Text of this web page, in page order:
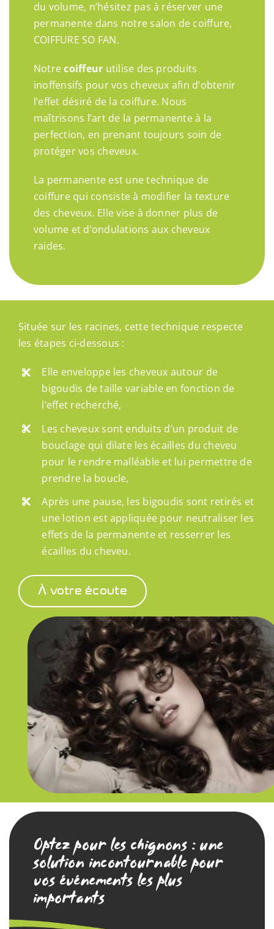
du volume, n’hésitez pas à réserver une
permanente dans notre salon de coiffure,
COIFFURE SO FAN.
Notrecoiffeur utilise des produits
inoffensifs pour vos cheveux afin d’obtenir
l’effet désiré de la coiffure. Nous
maîtrisons l’art de la permanente à la
perfection, en prenant toujours soin de
protéger vos cheveux.
La permanente est une technique de
coiffure qui consiste à modifier la texture
des cheveux. Elle vise à donner plus de
volume et d’ondulations aux cheveux
raides.
Située sur les racines, cette technique respecte
les étapes ci-dessous :
Elle enveloppe les cheveux autour de
bigoudis de taille variable en fonction de
l’effet recherché,
Les cheveux sont enduits d’un produit de
bouclage qui dilate les écailles du cheveu
pour le rendre malléable et lui permettre de
prendre la boucle,
Après une pause, les bigoudis sont retirés et
une lotion est appliquée pour neutraliser les
effets de la permanente et resserrer les
écailles du cheveu.
À votre écoute
Optez pour les chignons : une
solution incontournable pour
vos événements les plus
importants